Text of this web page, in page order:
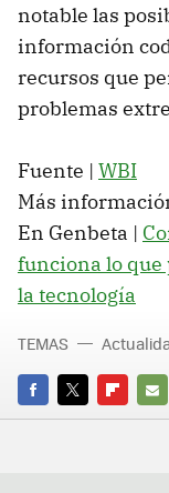
notable las
información
recursos que
problemas
Fuente | WBI
Más
En Genbeta |
funciona lo que
la tecnología
FACEBOOK
TWITTER
E-
TEMAS